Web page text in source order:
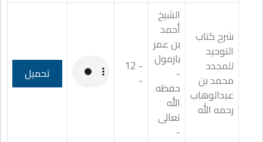
شرح كتاب
التوحيد
للمجدد
محمد بن
عبدالوهاب
رحمه الله
الشيخ
أحمد
بن عمر
بازمول
-
حفظه
الله
تعالى
-
- 12
- تحميل